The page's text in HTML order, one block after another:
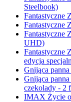
Steelbook)
Fantastyczne
Fantastyczne
Fantastyczne
UHD)
Fantastyczne
edycja
Gnijąca
Gnijąca
czekolady -
IMAX Życie